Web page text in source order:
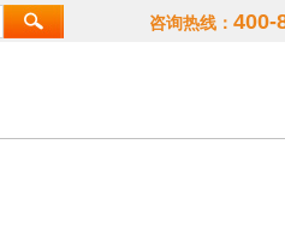
咨询热线： 400-